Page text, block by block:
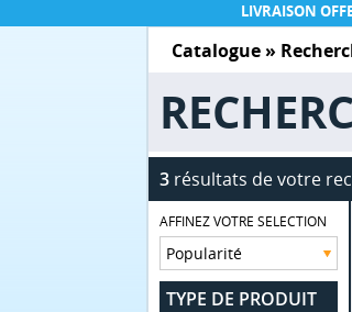
LIVRAISON
Catalogue»
3résultats de votre
AFFINEZ VOTRE SELECTION
TYPE DE PRODUIT